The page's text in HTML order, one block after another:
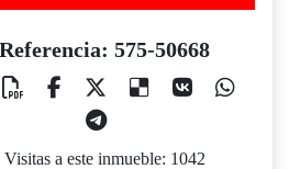
Referencia: 575-50668
Visitas a este inmueble: 1042